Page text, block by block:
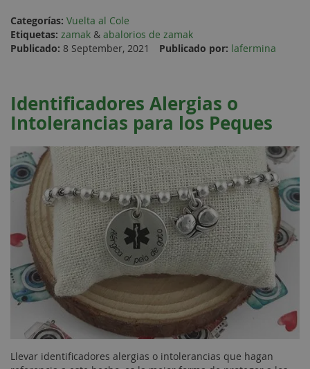
Categorías: Vuelta al Cole
Etiquetas: zamak & abalorios de zamak
Publicado: 8 September, 2021 Publicado por: lafermina
Identificadores Alergias o
Intolerancias para los Peques
Llevar identificadores alergias o intolerancias que hagan